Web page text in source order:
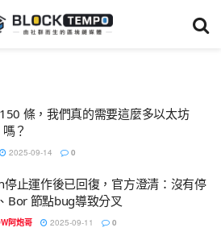
條，我們真的需要這麼多以太坊
？
2025-09-14 0
停止運作後已回復，官方澄清：沒有停
Bor 節點bug導致分叉
阿炮哥 2025-09-11 0